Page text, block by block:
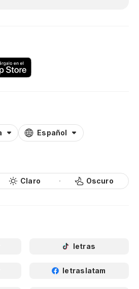
Español
Claro Oscuro
letras
letraslatam